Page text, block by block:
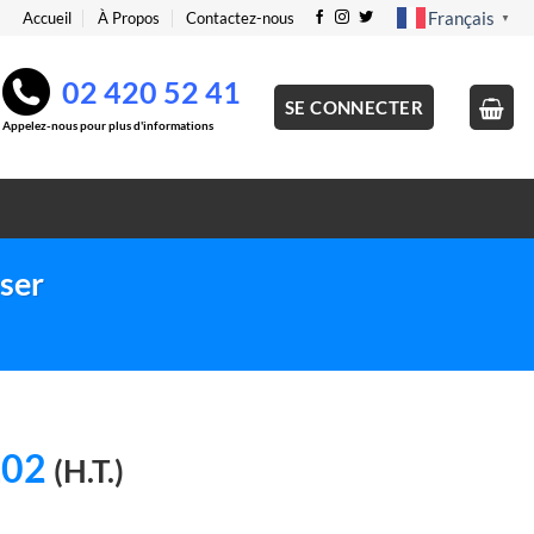
Accueil À Propos Contactez-nous Français ▼
02 420 52 41
Appelez-nous pour plus d'informations
SE CONNECTER
Le
(H.T.)